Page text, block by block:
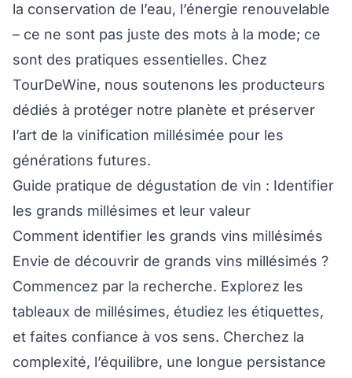
la conservation de l’eau, l’énergie renouvelable
– ce ne sont pas juste des mots à la mode; ce
sont des pratiques essentielles. Chez
TourDeWine, nous soutenons les producteurs
dédiés à protéger notre planète et préserver
l’art de la vinification millésimée pour les
générations futures.
Guide pratique de dégustation de vin : Identifier
les grands millésimes et leur valeur
Comment identifier les grands vins millésimés
Envie de découvrir de grands vins millésimés ?
Commencez par la recherche. Explorez les
tableaux de millésimes, étudiez les étiquettes,
et faites confiance à vos sens. Cherchez la
complexité, l’équilibre, une longue persistance